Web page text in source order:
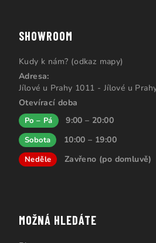
SHOWROOM
Kudy k nám? (odkaz mapy)
Adresa:
Jílové u Prahy 1011 - Jílové u
Otevírací doba
Po – Pá 9:00 – 20:00
Sobota 10:00 – 19:00
Neděle Zavřeno (po domluvě)
MOŽNÁ HLEDÁTE